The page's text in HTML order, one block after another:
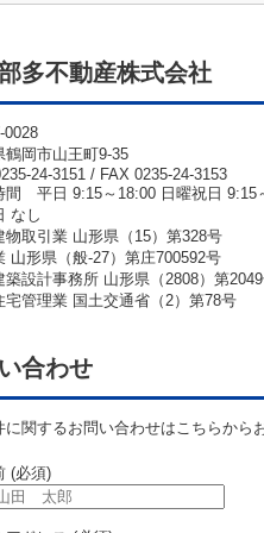
多不動産株式会社
0028
鶴岡市山王町9-35
24-3151 / FAX 0235-24-3153
間 平日 9:15～18:00 日曜祝日 9:15
なし
物取引業 山形県（15）第328号
山形県（般-27）第庄700592号
築設計事務所 山形県（2808）第
宅管理業 国土交通省（2）第78号
合わせ
に関するお問い合わせはこちらから
(必須)